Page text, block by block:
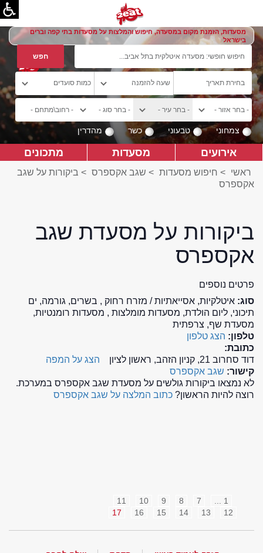
מסעדות, הזמנת מקום במסעדה, חיפוש והמלצות על מסעדות בתי קפה וברים
בישראל
צמחוני טבעוני כשר מהדרין
אירועים מסעדות מתכונים
ראשי > חיפוש מסעדות > שגב אקספרס > ביקורות על שגב
אקספרס
ביקורות על מסעדת שגב
אקספרס
פרטים נוספים
סוג: איטלקיות, אסייאתיות / מזרח רחוק , בשרים, גורמה, ים
תיכוני, ליום הולדת, מסעדות מומלצות , מסעדות רומנטיות,
מסעדת שף, צרפתית
טלפון: הצג טלפון
כתובת:
דוד סחרוב 21, קניון הזהב, ראשון לציון
הצג על המפה
קישור: שגב אקספרס
לא נמצאו ביקורות גולשים על מסעדת שגב אקספרס במערכת.
רוצה להיות הראשון? כתוב המלצה על שגב אקספרס
1 ...
7
8
9
10
11
12
13
14
15
16
17